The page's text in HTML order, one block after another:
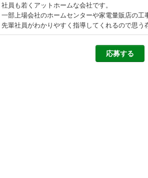
社員も若くアットホームな会社です。
一部上場会社のホームセンターや家電量販店の
先輩社員がわかりやすく指導してくれるので思う
応募する